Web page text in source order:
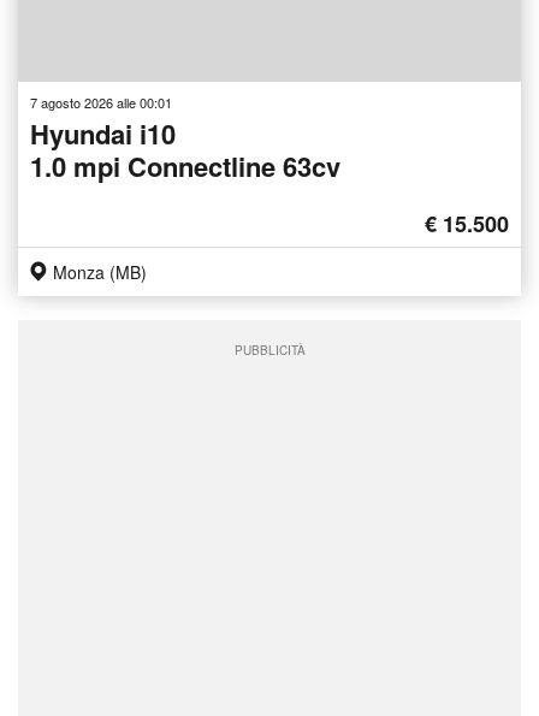
7 agosto 2026 alle 00:01
Hyundai i10
1.0 mpi Connectline 63cv
€ 15.500
Monza (MB)
PUBBLICITÀ